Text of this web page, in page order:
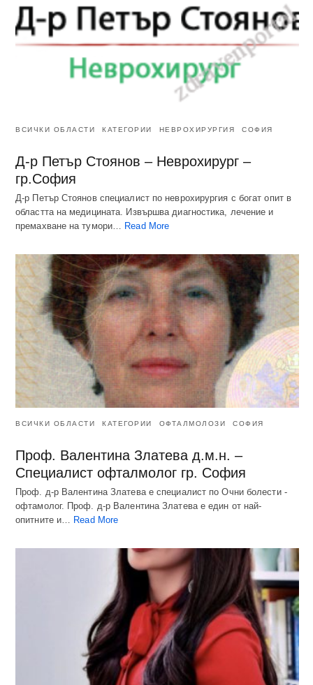
ВСИЧКИ ОБЛАСТИ КАТЕГОРИИ НЕВРОХИРУРГИЯ СОФИЯ
Д-р Петър Стоянов – Неврохирург –
гр.София
Д-р Петър Стоянов специалист по неврохирургия с богат опит в
областта на медицината. Извършва диагностика, лечение и
премахване на тумори…
Read More
ВСИЧКИ ОБЛАСТИ КАТЕГОРИИ ОФТАЛМОЛОЗИ СОФИЯ
Проф. Валентина Златева д.м.н. –
Специалист офталмолог гр. София
Проф. д-р Валентина Златева е специалист по Очни болести -
офтамолог. Проф. д-р Валентина Златева е един от най-
опитните и… Read More